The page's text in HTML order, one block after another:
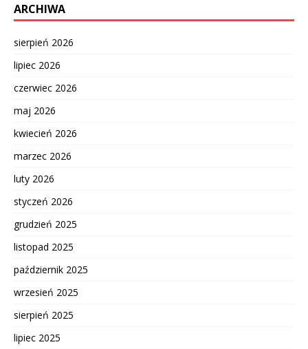
ARCHIWA
sierpień 2026
lipiec 2026
czerwiec 2026
maj 2026
kwiecień 2026
marzec 2026
luty 2026
styczeń 2026
grudzień 2025
listopad 2025
październik 2025
wrzesień 2025
sierpień 2025
lipiec 2025